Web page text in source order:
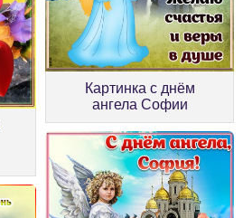
Картинка с днём
ангела Софии